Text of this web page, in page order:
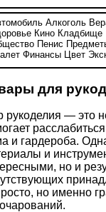
Алкоголь
Кино Кладбище
Пенис
Финансы Цвет
для
рукоделия — это
и гардероба.
и
но и
но именно